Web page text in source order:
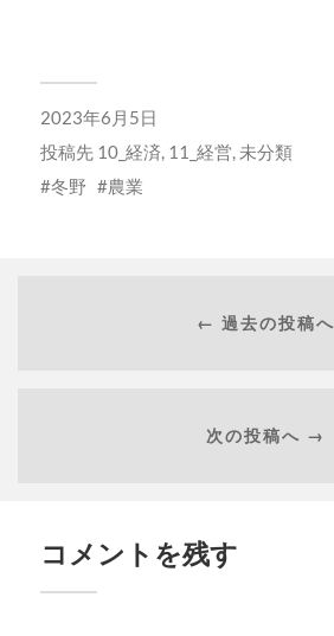
ま
す)
2023年6月5日
投稿先 10_経済 11_経営 未分類
冬野
農業
← 過去の投稿へ
次の投稿へ →
コメントを残す